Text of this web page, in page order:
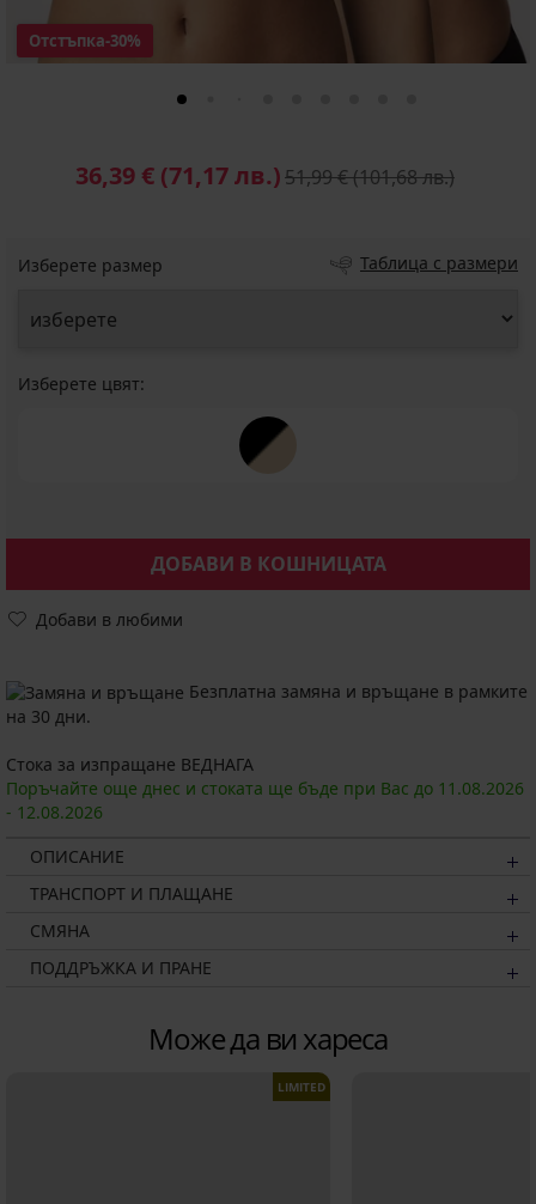
Отстъпка-30%
36,39 € (71,17 лв.)51,99 €(101,68 лв.)
Изберете размер Таблица с размери
Изберете цвят:
ДОБАВИ В КОШНИЦАТА
Добави в любими
Безплатна замяна и връщане в рамките
на 30 дни.
Стока за изпращане ВЕДНАГА
Поръчайте още днес и стоката ще бъде при Вас до 11.08.2026
- 12.08.2026
ОПИСАНИЕ
ТРАНСПОРТ И ПЛАЩАНЕ
СМЯНА
ПОДДРЪЖКА И ПРАНЕ
Може да ви хареса
LIMITED